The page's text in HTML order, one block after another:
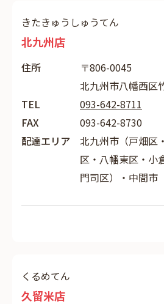
きたきゅうしゅうてん
北九州店
住所
〒806-0045
北九州市八幡西区
TEL
093-642-8711
FAX
093-642-8730
配達エリア
北九州市（戸畑区
区・八幡東区・小
門司区）・中間市
くるめてん
久留米店